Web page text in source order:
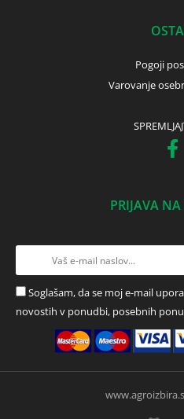
Pogoji
Varovanje
PRIJAVA
Soglašam, da se moj e-mail
novostih v ponudbi, posebnih